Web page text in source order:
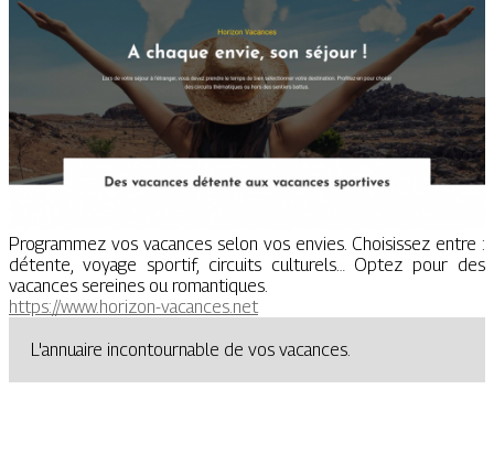
Programmez vos vacances selon vos envies. Choisissez entre :
détente, voyage sportif, circuits culturels… Optez pour des
vacances sereines ou romantiques.
https://www.horizon-vacances.net
L'annuaire incontournable de vos vacances.